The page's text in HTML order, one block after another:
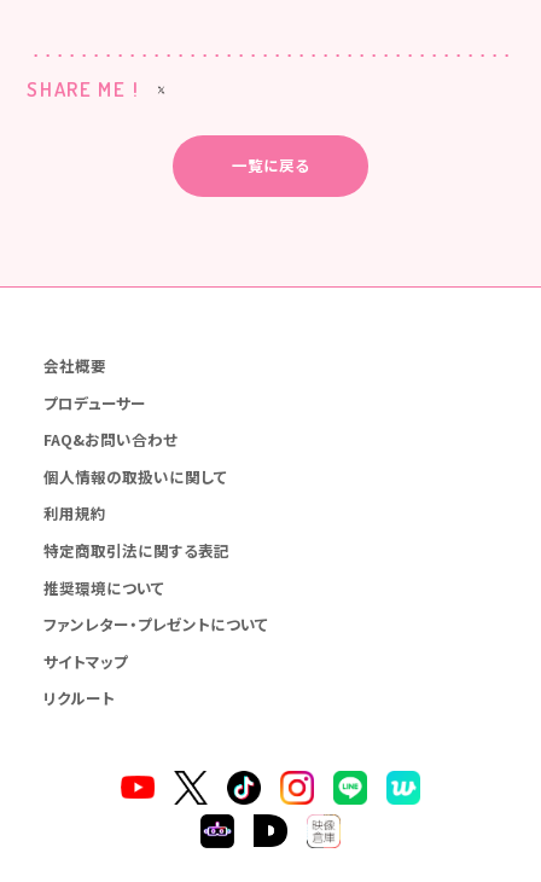
SHARE ME !
一覧に戻る
会社概要
プロデューサー
FAQ&お問い合わせ
個人情報の取扱いに関して
利用規約
特定商取引法に関する表記
推奨環境について
ファンレター・プレゼントについて
サイトマップ
リクルート